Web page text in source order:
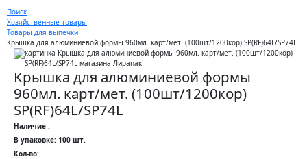
Поиск
Хозяйственные товары
Товары для выпечки
Крышка для алюминиевой формы 960мл. карт/мет. (100шт/1200кор) SP(RF)64L/SP74L
Крышка для алюминиевой формы
960мл. карт/мет. (100шт/1200кор)
SP(RF)64L/SP74L
Наличие :
В упаковке: 100 шт.
Кол-во: